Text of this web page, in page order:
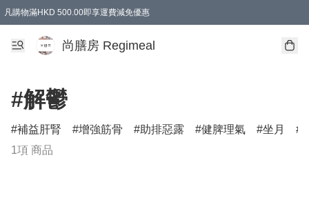
凡購物滿HKD 500.00即享運費減免優惠
尚膳房 Regimeal
#解鬱
補益肝腎 增強筋骨 助排惡露 健脾理氣 坐月
1項 商品